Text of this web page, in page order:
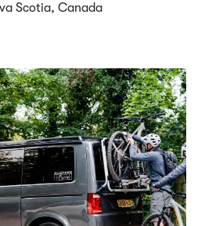
Scotia, Canada